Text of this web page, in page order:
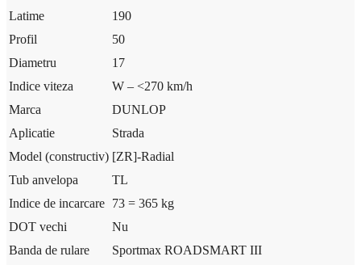
Latime
190
Profil
50
Diametru
17
Indice viteza
W – <270 km/h
Marca
DUNLOP
Aplicatie
Strada
Model (constructiv) [ZR]-Radial
Tub anvelopa
TL
Indice de incarcare 73 = 365 kg
DOT vechi
Nu
Banda de rulare
Sportmax ROADSMART III